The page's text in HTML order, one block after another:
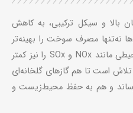
بالا و سیکل ترکیبی، به کاهش
نه‌تنها مصرف سوخت را بهینه‌تر
می‌کنند، بلکه آلاینده‌های زیست‌محیطی مانند NOx و SOx را نیز کمتر
تلاش است تا هم گازهای گلخانه‌ای
و هم به حفظ محیط‌زیست و